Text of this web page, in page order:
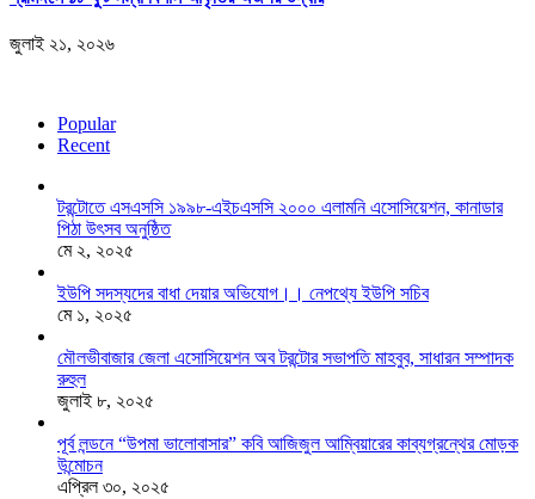
জুলাই ২১, ২০২৬
Popular
Recent
টরন্টোতে এসএসসি ১৯৯৮-এইচএসসি ২০০০ এলামনি এসোসিয়েশন, কানাডার
পিঠা উৎসব অনুষ্ঠিত
মে ২, ২০২৫
ইউপি সদস্যদের বাধা দেয়ার অভিযোগ।। নেপথ্যে ইউপি সচিব
মে ১, ২০২৫
মৌলভীবাজার জেলা এসোসিয়েশন অব টরন্টোর সভাপতি মাহবুব, সাধারন সম্পাদক
রুহুল
জুলাই ৮, ২০২৫
পূর্ব লন্ডনে “উপমা ভালোবাসার” কবি আজিজুল আম্বিয়ারের কাব্যগ্রন্থের মোড়ক
উন্মোচন
এপ্রিল ৩০, ২০২৫